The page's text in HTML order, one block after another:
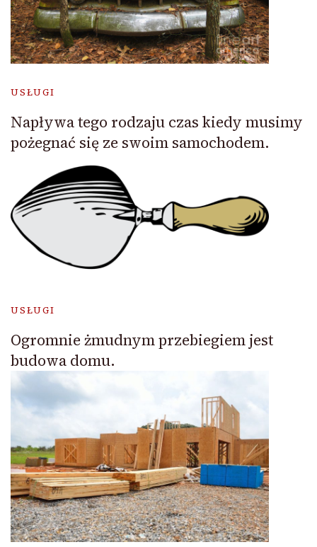
USŁUGI
Napływa tego rodzaju czas kiedy musimy
pożegnać się ze swoim samochodem.
USŁUGI
Ogromnie żmudnym przebiegiem jest
budowa domu.